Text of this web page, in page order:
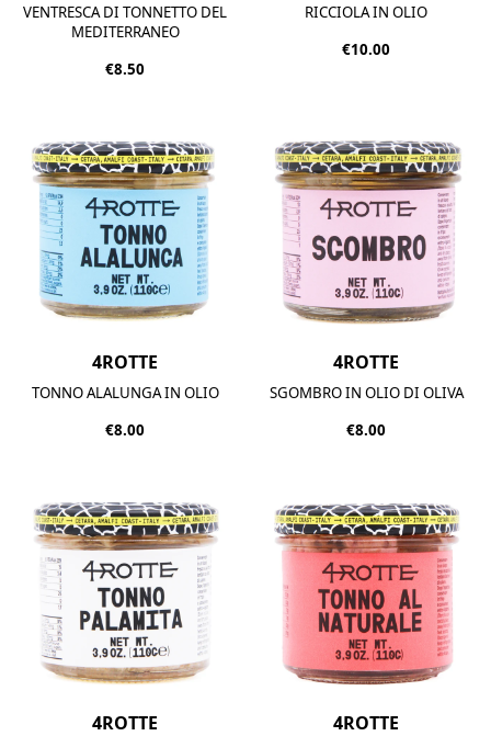
VENTRESCA DI TONNETTO DEL
MEDITERRANEO
€8.50
RICCIOLA IN OLIO
€10.00
4ROTTE
TONNO ALALUNGA IN OLIO
€8.00
4ROTTE
SGOMBRO IN OLIO DI OLIVA
€8.00
4ROTTE 4ROTTE